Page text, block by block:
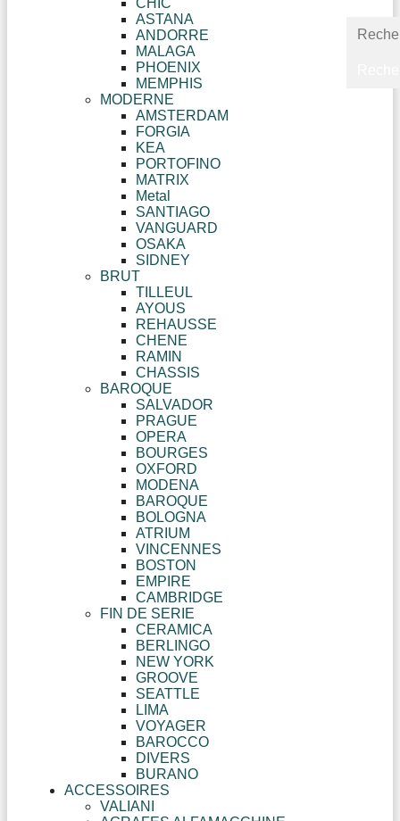
CHIC
ASTANA
ANDORRE
MALAGA
PHOENIX
MEMPHIS
MODERNE
AMSTERDAM
FORGIA
KEA
PORTOFINO
MATRIX
Metal
SANTIAGO
VANGUARD
OSAKA
SIDNEY
BRUT
TILLEUL
AYOUS
REHAUSSE
CHENE
RAMIN
CHASSIS
BAROQUE
SALVADOR
PRAGUE
OPERA
BOURGES
OXFORD
MODENA
BAROQUE
BOLOGNA
ATRIUM
VINCENNES
BOSTON
EMPIRE
CAMBRIDGE
FIN DE SERIE
CERAMICA
BERLINGO
NEW YORK
GROOVE
SEATTLE
LIMA
VOYAGER
BAROCCO
DIVERS
BURANO
ACCESSOIRES
VALIANI